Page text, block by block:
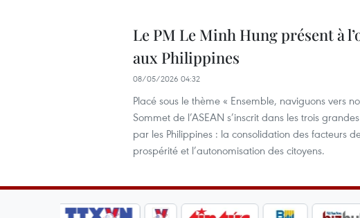
Le PM Le Minh Hung présent à
aux Philippines
08/05/2026 04:32
Placé sous le thème « Ensemble, naviguons vers
Sommet de l’ASEAN s’inscrit dans les trois
par les Philippines : la consolidation des facteurs
prospérité et l’autonomisation des citoyens.